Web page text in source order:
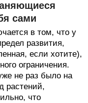
сами
в том, что у
развития,
если хотите),
ограничения.
не раз было на
растений,
что